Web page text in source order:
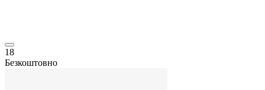
18
Безкоштовно